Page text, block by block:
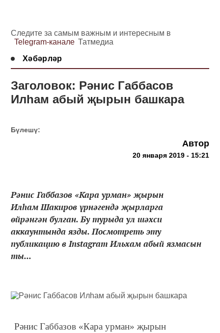
Следите за самым важным и интересным в
Telegram-канале Татмедиа
Хәбәрләр
Заголовок: Рәнис Габбасов
Илһам абый җырын башкара
Бүлешү:
Автор
20 января 2019 - 15:21
Рәнис Габбазов «Кара урман» җырын
Илһам Шакиров үрнәгендә җырларга
өйрәнгән булган. Бу турыда ул шәхси
аккаунтында язды. Посмотреть эту
публикацию в Instagram Ильхам абый язмасын
ты...
Рәнис Габбазов «Кара урман» җырын